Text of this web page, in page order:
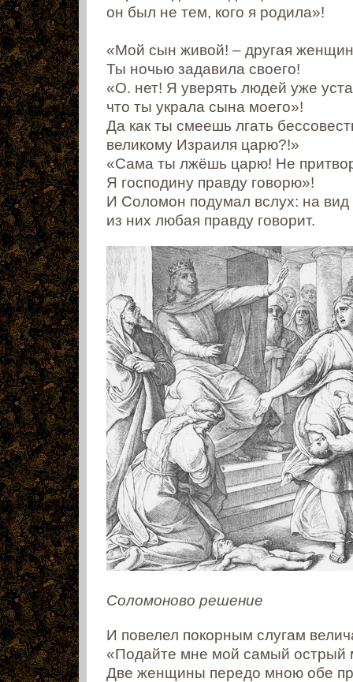
он был не тем, кого я родила»!
«Мой сын живой! – другая
Ты ночью задавила своего!
«О. нет! Я уверять людей уже
что ты украла сына моего»!
Да как ты смеешь лгать
великому Израиля царю?!»
«Сама ты лжёшь царю! Не
Я господину правду говорю»!
И Соломон подумал вслух: на вид
из них любая правду говорит.
Соломоново решение
И повелел покорным слугам
«Подайте мне мой самый острый
Две женщины передо мною обе